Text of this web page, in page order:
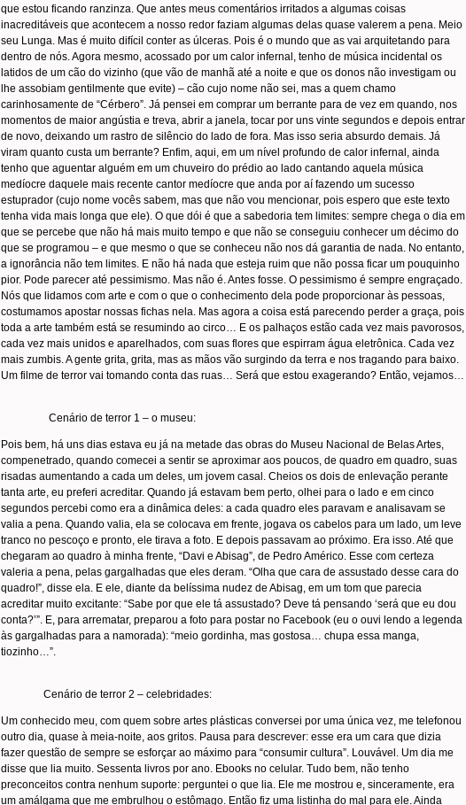
que estou ficando ranzinza. Que antes meus comentários irritados a algumas coisas
inacreditáveis que acontecem a nosso redor faziam algumas delas quase valerem a pena. Meio
seu Lunga. Mas é muito difícil conter as úlceras. Pois é o mundo que as vai arquitetando para
dentro de nós. Agora mesmo, acossado por um calor infernal, tenho de música incidental os
latidos de um cão do vizinho (que vão de manhã até a noite e que os donos não investigam ou
lhe assobiam gentilmente que evite) – cão cujo nome não sei, mas a quem chamo
carinhosamente de “Cérbero”. Já pensei em comprar um berrante para de vez em quando, nos
momentos de maior angústia e treva, abrir a janela, tocar por uns vinte segundos e depois entrar
de novo, deixando um rastro de silêncio do lado de fora. Mas isso seria absurdo demais. Já
viram quanto custa um berrante? Enfim, aqui, em um nível profundo de calor infernal, ainda
tenho que aguentar alguém em um chuveiro do prédio ao lado cantando aquela música
medíocre daquele mais recente cantor medíocre que anda por aí fazendo um sucesso
estuprador (cujo nome vocês sabem, mas que não vou mencionar, pois espero que este texto
tenha vida mais longa que ele). O que dói é que a sabedoria tem limites: sempre chega o dia em
que se percebe que não há mais muito tempo e que não se conseguiu conhecer um décimo do
que se programou – e que mesmo o que se conheceu não nos dá garantia de nada. No entanto,
a ignorância não tem limites. E não há nada que esteja ruim que não possa ficar um pouquinho
pior. Pode parecer até pessimismo. Mas não é. Antes fosse. O pessimismo é sempre engraçado.
Nós que lidamos com arte e com o que o conhecimento dela pode proporcionar às pessoas,
costumamos apostar nossas fichas nela. Mas agora a coisa está parecendo perder a graça, pois
toda a arte também está se resumindo ao circo… E os palhaços estão cada vez mais pavorosos,
cada vez mais unidos e aparelhados, com suas flores que espirram água eletrônica. Cada vez
mais zumbis. A gente grita, grita, mas as mãos vão surgindo da terra e nos tragando para baixo.
Um filme de terror vai tomando conta das ruas… Será que estou exagerando? Então, vejamos…
Cenário de terror 1 – o museu:
Pois bem, há uns dias estava eu já na metade das obras do Museu Nacional de Belas Artes,
compenetrado, quando comecei a sentir se aproximar aos poucos, de quadro em quadro, suas
risadas aumentando a cada um deles, um jovem casal. Cheios os dois de enlevação perante
tanta arte, eu preferi acreditar. Quando já estavam bem perto, olhei para o lado e em cinco
segundos percebi como era a dinâmica deles: a cada quadro eles paravam e analisavam se
valia a pena. Quando valia, ela se colocava em frente, jogava os cabelos para um lado, um leve
tranco no pescoço e pronto, ele tirava a foto. E depois passavam ao próximo. Era isso. Até que
chegaram ao quadro à minha frente, “Davi e Abisag”, de Pedro Américo. Esse com certeza
valeria a pena, pelas gargalhadas que eles deram. “Olha que cara de assustado desse cara do
quadro!”, disse ela. E ele, diante da belíssima nudez de Abisag, em um tom que parecia
acreditar muito excitante: “Sabe por que ele tá assustado? Deve tá pensando ‘será que eu dou
conta?’”. E, para arrematar, preparou a foto para postar no Facebook (eu o ouvi lendo a legenda
às gargalhadas para a namorada): “meio gordinha, mas gostosa… chupa essa manga,
tiozinho…”.
Cenário de terror 2 – celebridades:
Um conhecido meu, com quem sobre artes plásticas conversei por uma única vez, me telefonou
outro dia, quase à meia-noite, aos gritos. Pausa para descrever: esse era um cara que dizia
fazer questão de sempre se esforçar ao máximo para “consumir cultura”. Louvável. Um dia me
disse que lia muito. Sessenta livros por ano. Ebooks no celular. Tudo bem, não tenho
preconceitos contra nenhum suporte: perguntei o que lia. Ele me mostrou e, sinceramente, era
um amálgama que me embrulhou o estômago. Então fiz uma listinha do mal para ele. Ainda